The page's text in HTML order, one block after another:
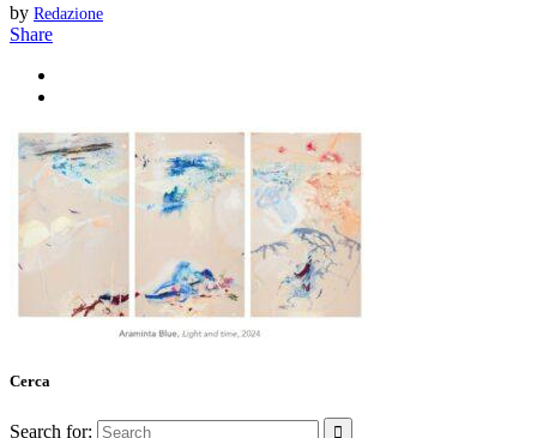
by Redazione
Share
Cerca
Search for: